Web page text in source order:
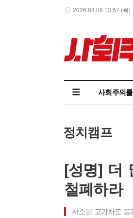
2026.08.06 13:57 (목)
사회주의
정치캠프
[성명] 더
철폐하라
서소문 고가차도